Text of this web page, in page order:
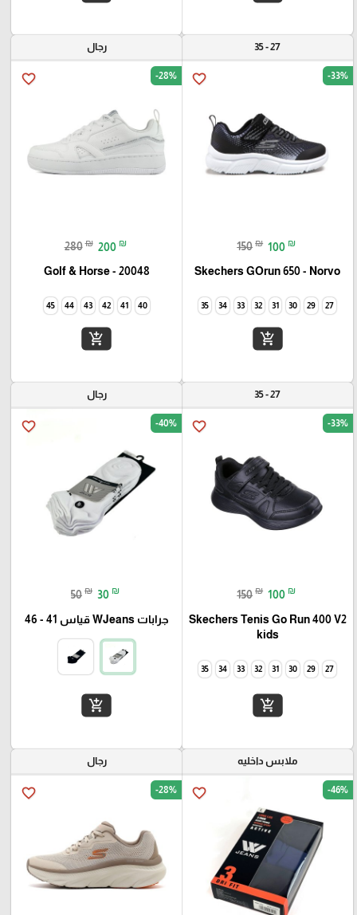
27 - 35
favorite_border -33%
150 ₪ 100 ₪
Skechers GOrun 650 - Norvo
27
29
30
31
32
33
34
35
add_shopping_cart
رجال
favorite_border -28%
280 ₪ 200 ₪
Golf & Horse - 20048
40
41
42
43
44
45
add_shopping_cart
27 - 35
favorite_border -33%
150 ₪ 100 ₪
Skechers Tenis Go Run 400 V2
kids
27
29
30
31
32
33
34
35
add_shopping_cart
رجال
favorite_border -40%
50 ₪ 30 ₪
جرابات WJeans قياس 41 - 46
add_shopping_cart
ملابس داخليه
favorite_border -46%
رجال
favorite_border -28%